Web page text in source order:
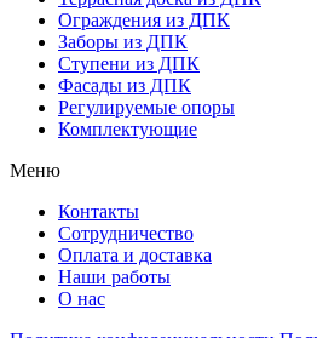
Ограждения из ДПК
Заборы из ДПК
Ступени из ДПК
Фасады из ДПК
Регулируемые опоры
Комплектующие
Меню
Контакты
Сотрудничество
Оплата и доставка
Наши работы
О нас